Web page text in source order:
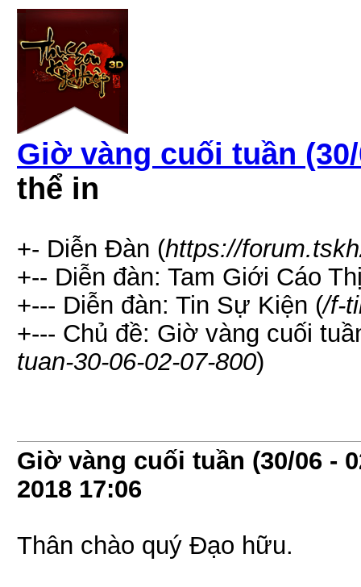
Giờ vàng cuối tuần
thể in
+- Diễn Đàn (https://
+-- Diễn đàn: Tam Giới Cáo
+--- Diễn đàn: Tin Sự Kiện (/f-
+--- Chủ đề: Giờ vàng cuối
tuan-30-06-02-07-800)
Giờ vàng cuối tuần (30/06 -
2018 17:06
Thân chào quý Đạo hữu.